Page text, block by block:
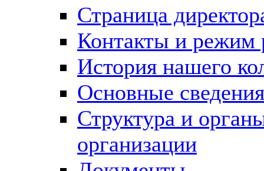
Страница
Контакты и режим
История нашего
Основные сведения
Структура и
организации